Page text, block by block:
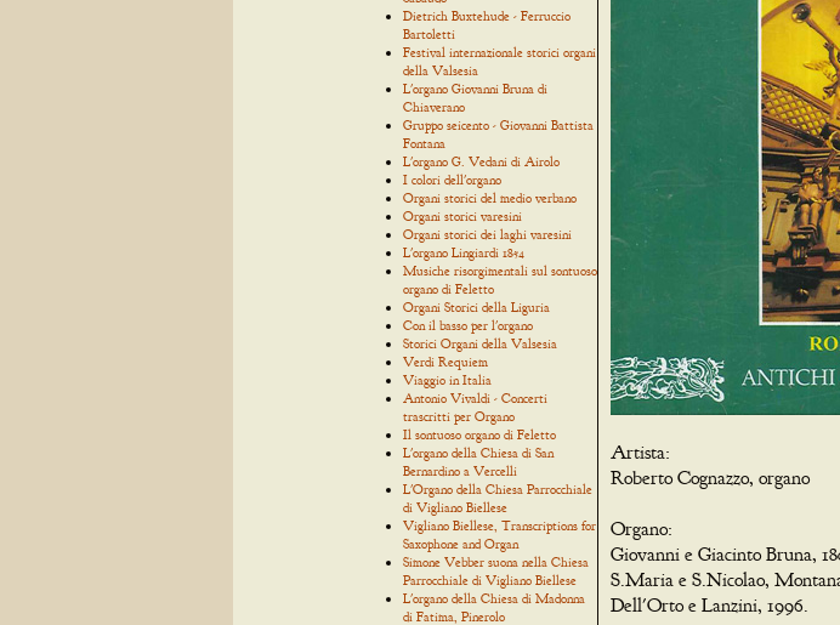
Dietrich Buxtehude - Ferruccio
Bartoletti
Festival internazionale storici organi
della Valsesia
L'organo Giovanni Bruna di
Chiaverano
Gruppo seicento - Giovanni Battista
Fontana
L'organo G. Vedani di Airolo
I colori dell'organo
Organi storici del medio verbano
Organi storici varesini
Organi storici dei laghi varesini
L'organo Lingiardi 1854
Musiche risorgimentali sul sontuoso
organo di Feletto
Organi Storici della Liguria
Con il basso per l'organo
Storici Organi della Valsesia
Verdi Requiem
Viaggio in Italia
Antonio Vivaldi - Concerti
trascritti per Organo
Il sontuoso organo di Feletto
L'organo della Chiesa di San
Bernardino a Vercelli
L'Organo della Chiesa Parrocchiale
di Vigliano Biellese
Vigliano Biellese, Transcriptions for
Saxophone and Organ
Simone Vebber suona nella Chiesa
Parrocchiale di Vigliano Biellese
L'organo della Chiesa di Madonna
di Fatima, Pinerolo
Artista:
Roberto Cognazzo, organo
Organo:
Giovanni e Giacinto Bruna,
S.Maria e S.Nicolao,
Dell'Orto e Lanzini, 1996.